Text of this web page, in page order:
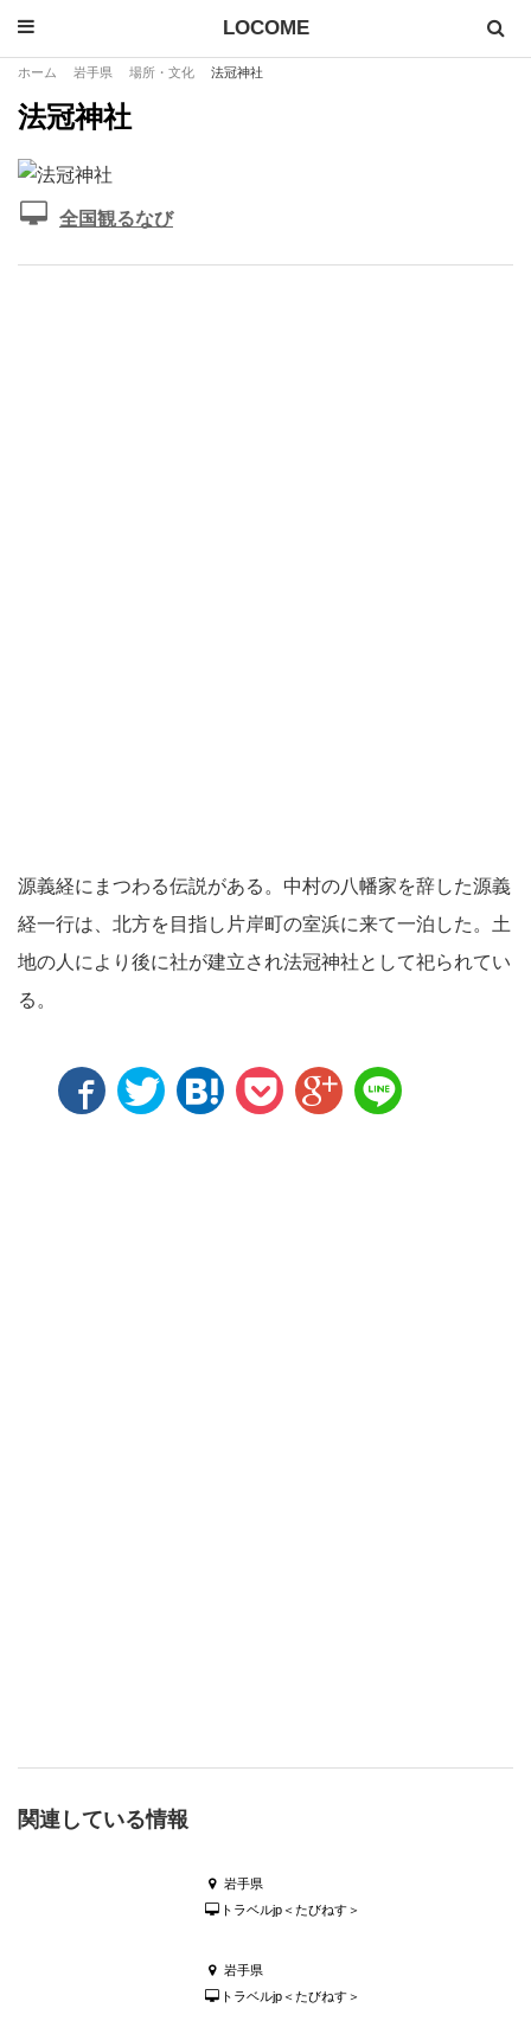
LOCOME
ホーム 岩手県 場所・文化 法冠神社
法冠神社
全国観るなび
源義経にまつわる伝説がある。中村の八幡家を辞した源義
経一行は、北方を目指し片岸町の室浜に来て一泊した。土
地の人により後に社が建立され法冠神社として祀られてい
る。
関連している情報
岩手県
トラベルjp＜たびねす＞
岩手県
トラベルjp＜たびねす＞